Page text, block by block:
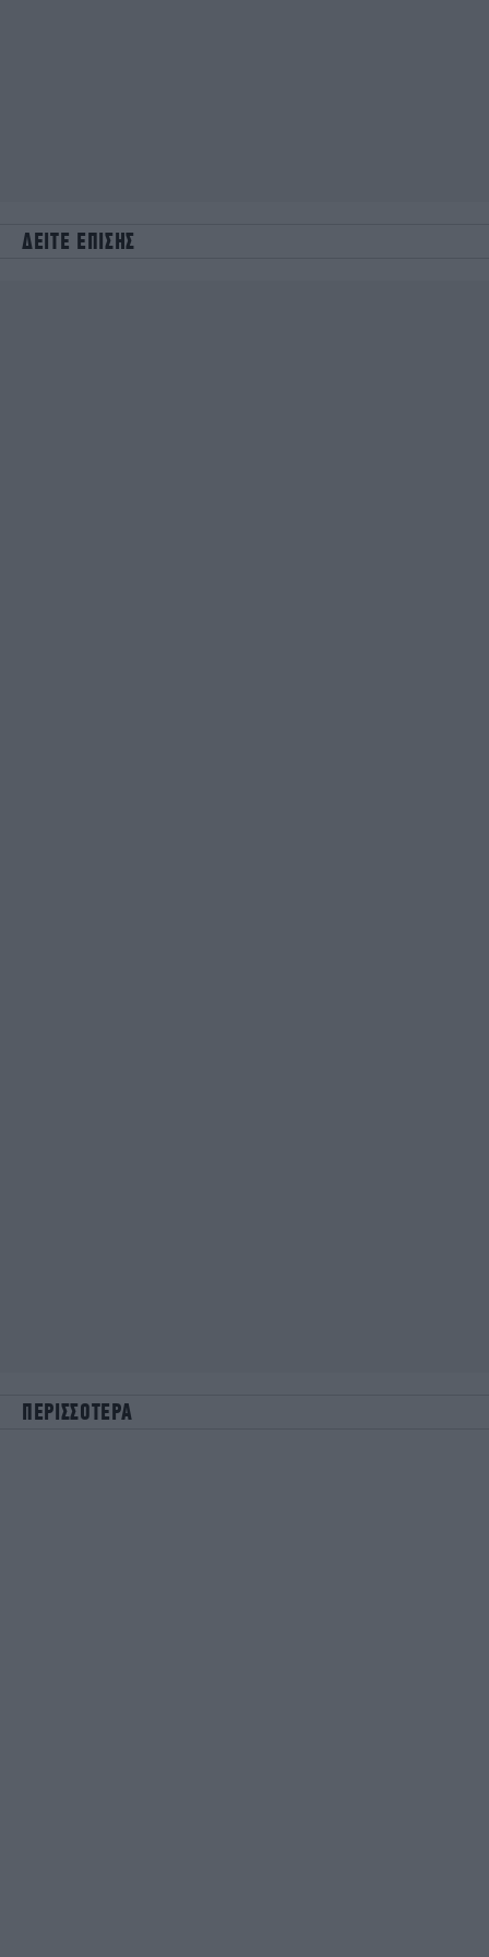
ΔΕΙΤΕ ΕΠΙΣΗΣ
ΠΕΡΙΣΣΟΤΕΡΑ